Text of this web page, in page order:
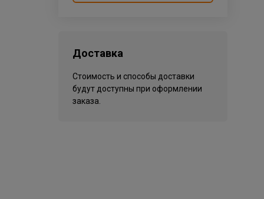
Доставка
Стоимость и способы доставки
будут доступны при оформлении
заказа.